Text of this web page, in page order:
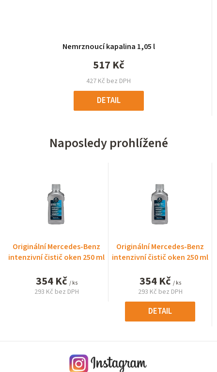
Nemrznoucí kapalina 1,05 l
427 Kč bez DPH
517 Kč
DETAIL
Naposledy prohlížené
Originální Mercedes-Benz
intenzivní čistič oken 250 ml
354 Kč / ks
293 Kč bez DPH
Originální Mercedes-Benz
intenzivní čistič oken 250 ml
354 Kč / ks
293 Kč bez DPH
Měrná
cena:
DETAIL